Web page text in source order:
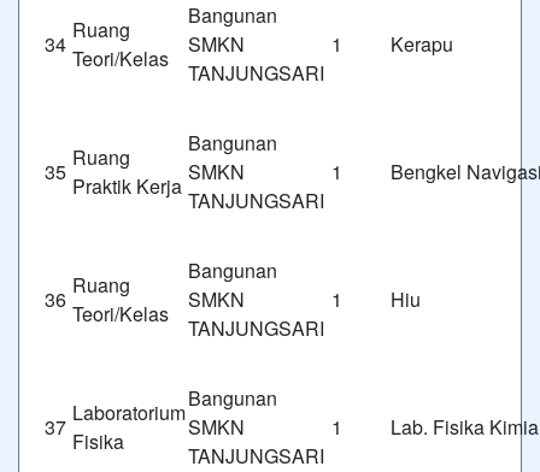
34
Ruang
Teori/Kelas
Bangunan
SMKN 1
TANJUNGSARI
Kerapu
35
Ruang
Praktik Kerja
Bangunan
SMKN 1
TANJUNGSARI
Bengkel
36
Ruang
Teori/Kelas
Bangunan
SMKN 1
TANJUNGSARI
Hiu
37
Laboratorium
Fisika
Bangunan
SMKN 1
TANJUNGSARI
Lab. Fisika Kimia